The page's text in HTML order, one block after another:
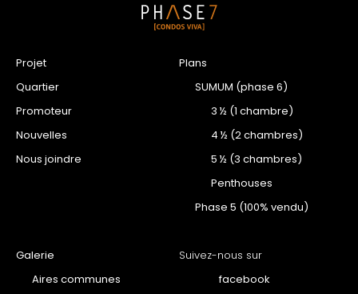
Projet
Quartier
Promoteur
Nouvelles
Nous joindre
Plans
SUMUM (phase 6)
3 ½ (1 chambre)
4 ½ (2 chambres)
5 ½ (3 chambres)
Penthouses
Phase 5 (100% vendu)
Galerie
Aires communes
Suivez-nous sur
facebook